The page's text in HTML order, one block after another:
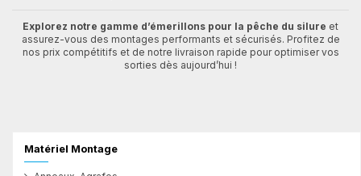
Explorez notre gamme d’émerillons pour la pêche du silure et
assurez-vous des montages performants et sécurisés. Profitez de
nos prix compétitifs et de notre livraison rapide pour optimiser vos
sorties dès aujourd’hui !
Matériel Montage